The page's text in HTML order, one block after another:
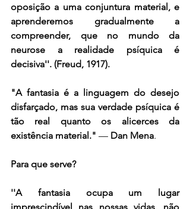
oposição a uma conjuntura material, e
aprenderemos gradualmente a
compreender, que no mundo da
neurose a realidade psíquica é
decisiva''. (Freud, 1917).
"A fantasia é a linguagem do desejo
disfarçado, mas sua verdade psíquica é
tão real quanto os alicerces da
existência material." — Dan Mena.
Para que serve?
''A fantasia ocupa um lugar
imprescindível nas nossas vidas, não